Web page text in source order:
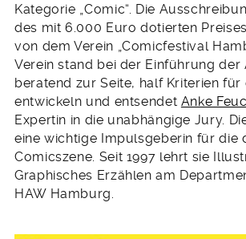
Kategorie „Comic“. Die
des mit 6.000 Euro dotierten
von dem Verein „Comicfestival
Verein stand bei der Einführung der
beratend zur Seite, half Kriterien für
entwickeln und entsendet Anke
Expertin in die unabhängige Jury.
eine wichtige Impulsgeberin für die
Comicszene. Seit 1997 lehrt sie
Graphisches Erzählen am
HAW Hamburg.